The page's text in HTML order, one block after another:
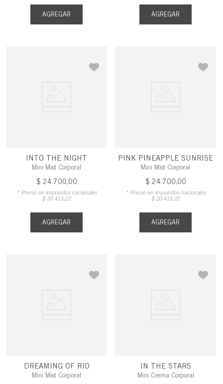
AGREGAR AGREGAR
INTO THE NIGHT
Mini Mist Corporal
$ 24.700,00
* Precio sin impuestos nacionales
$ 20.413, 22
AGREGAR
PINK PINEAPPLE SUNRISE
Mini Mist Corporal
$ 24.700,00
* Precio sin impuestos nacionales
$ 20.413, 22
AGREGAR
DREAMING OF RIO
Mini Mist Corporal
IN THE STARS
Mini Crema Corporal